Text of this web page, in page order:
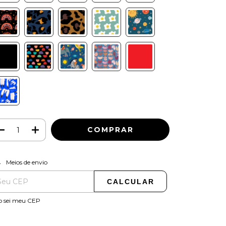
para o CEP:
Meios de envio
CALCULAR
sei meu CEP